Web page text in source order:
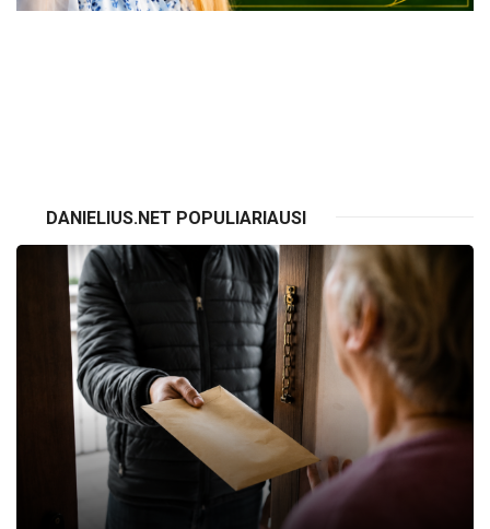
DANIELIUS.NET POPULIARIAUSI